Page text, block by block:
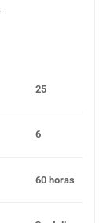
25
6
60 horas